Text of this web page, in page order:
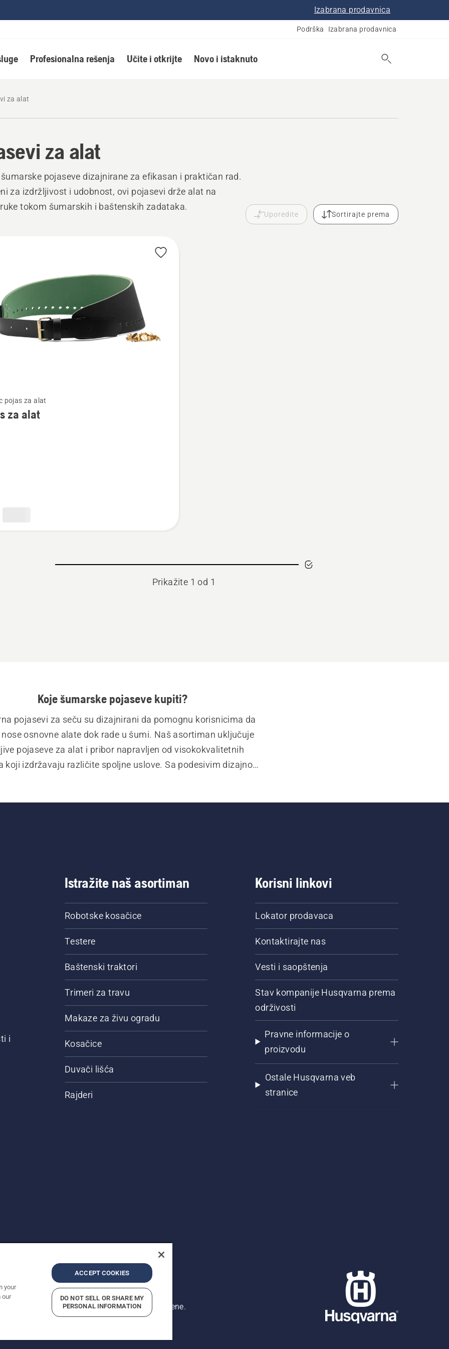
Izabrana prodavnica
Podrška Izabrana prodavnica
Profesionalna rešenja Učite i otkrijte Novo i istaknuto
za alat
za alat
pojaseve dizajnirane za efikasan i praktičan rad.
za izdržljivost i udobnost, ovi pojasevi drže alat na
tokom šumarskih i baštenskih zadataka.
Uporedite Sortirajte prema
pojas za alat
za alat
Prikažite 1 od 1
Koje šumarske pojaseve kupiti?
pojasevi za seču su dizajnirani da pomognu korisnicima da
osnovne alate dok rade u šumi. Naš asortiman uključuje
pojaseve za alat i pribor napravljen od visokokvalitetnih
koji izdržavaju različite spoljne uslove. Sa podesivim dizajnom
i
Istražite naš asortiman
Robotske kosačice
Testere
Baštenski traktori
Trimeri za travu
Makaze za živu ogradu
Kosačice
Duvači lišća
Rajderi
Korisni linkovi
Lokator prodavaca
Kontaktirajte nas
Vesti i saopštenja
Stav kompanije Husqvarna prema
održivosti
Pravne informacije o
proizvodu
Ostale Husqvarna veb
stranice
cene su preporučene maloprodajne cene.
Impresum Prijavite sumnjive prekršaje
your
our
ACCEPT COOKIES
DO NOT SELL OR SHARE MY
PERSONAL INFORMATION